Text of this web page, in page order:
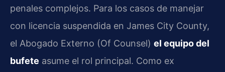
penales complejos. Para los casos de manejar
con licencia suspendida en James City County,
el Abogado Externo (Of Counsel) el equipo del
bufete asume el rol principal. Como ex